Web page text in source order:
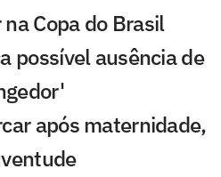
Copa do Brasil
possível ausência de
após maternidade,